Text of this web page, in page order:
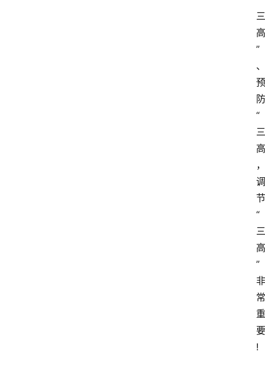
三
高
”
、
预
防
“
三
高
，
调
节
“
三
高
”
非
常
重
要
!